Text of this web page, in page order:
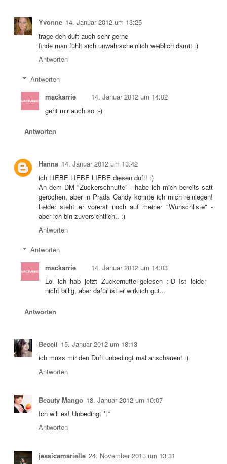
Yvonne 14. Januar 2012 um 13:25
trage den duft auch sehr gerne
finde man fühlt sich unwahrscheinlich weiblich damit :)
Antworten
Antworten
mackarrie
14. Januar 2012 um 14:02
geht mir auch so :-)
Antworten
Hanna 14. Januar 2012 um 13:42
ich LIEBE LIEBE LIEBE diesen duft! :)
An dem DM "Zuckerschnutte" - habe ich mich bereits satt
gerochen, aber in Prada Candy könnte ich mich reinlegen!
Leider steht er vorerst noch auf meiner "Wunschliste" -
aber ich bin zuversichtlich.. :)
Antworten
Antworten
mackarrie
14. Januar 2012 um 14:03
Lol ich hab jetzt Zuckernutte gelesen :-D Ist leider
nicht billig, aber dafür ist er wirklich gut...
Antworten
Beccii 15. Januar 2012 um 18:13
ich muss mir den Duft unbedingt mal anschauen! :)
Antworten
Beauty Mango 18. Januar 2012 um 10:07
Ich will es! Unbedingt *.*
Antworten
jessicamarielle 24. November 2013 um 13:31